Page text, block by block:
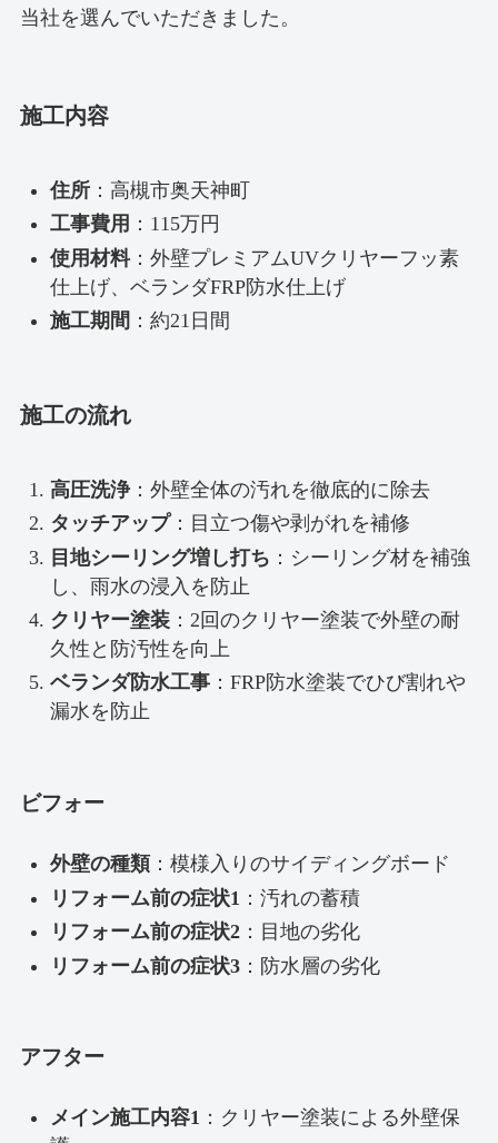
当社を選んでいただきました。
施工内容
住所：高槻市奥天神町
工事費用 ：115万円
使用材料：外壁プレミアムUVクリヤーフッ素
仕上げ、ベランダFRP防水仕上げ
施工期間 ：約21日間
施工の流れ
高圧洗浄：外壁全体の汚れを徹底的に除去
タッチアップ：目立つ傷や剥がれを補修
目地シーリング増し打ち ：シーリング材を補強
し、雨水の浸入を防止
クリヤー塗装：2回のクリヤー塗装で外壁の耐
久性と防汚性を向上
ベランダ防水工事：FRP防水塗装でひび割れや
漏水を防止
ビフォー
外壁の種類：模様入りのサイディングボード
リフォーム前の症状1 ：汚れの蓄積
リフォーム前の症状2：目地の劣化
リフォーム前の症状3：防水層の劣化
アフター
メイン施工内容1 ：クリヤー塗装による外壁保